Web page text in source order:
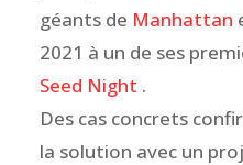
géants de Manhattan
2021 à un de ses
Seed Night .
Des cas concrets
la solution avec un